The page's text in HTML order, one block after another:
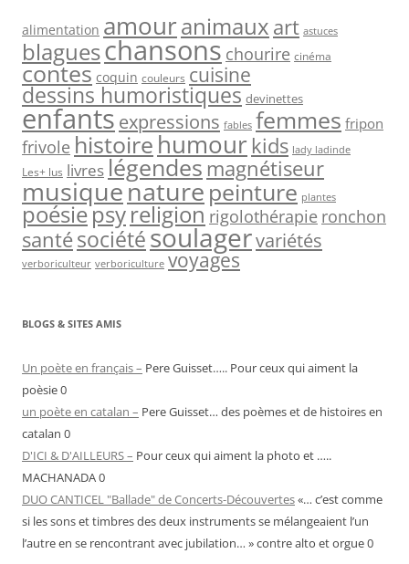
alimentation amouranimaux art astuces
blagueschansons chourire cinéma
contes coquin couleurs cuisine
dessins humoristiques devinettes
enfantsexpressions fables femmes fripon
frivole histoire humour kids lady ladinde
Les+ lus livreslégendes magnétiseur
musiquenature peinture plantes
poésiepsyreligion rigolothérapie ronchon
santésociétésoulagervariétés
verboriculteur verboriculture voyages
BLOGS & SITES AMIS
Un poète en français – Pere Guisset….. Pour ceux qui aiment la
poèsie 0
un poète en catalan – Pere Guisset… des poèmes et de histoires en
catalan 0
D'ICI & D'AILLEURS – Pour ceux qui aiment la photo et …..
MACHANADA 0
DUO CANTICEL "Ballade" de Concerts-Découvertes«… c’est comme
si les sons et timbres des deux instruments se mélangeaient l’un
l’autre en se rencontrant avec jubilation… » contre alto et orgue 0